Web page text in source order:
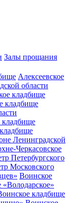
Залы прощания
Алексеевское
области
кладбище
кладбище
кладбище
Ленинградской
Черкасовское
Петербургского
Московского
Воинское
кладбище